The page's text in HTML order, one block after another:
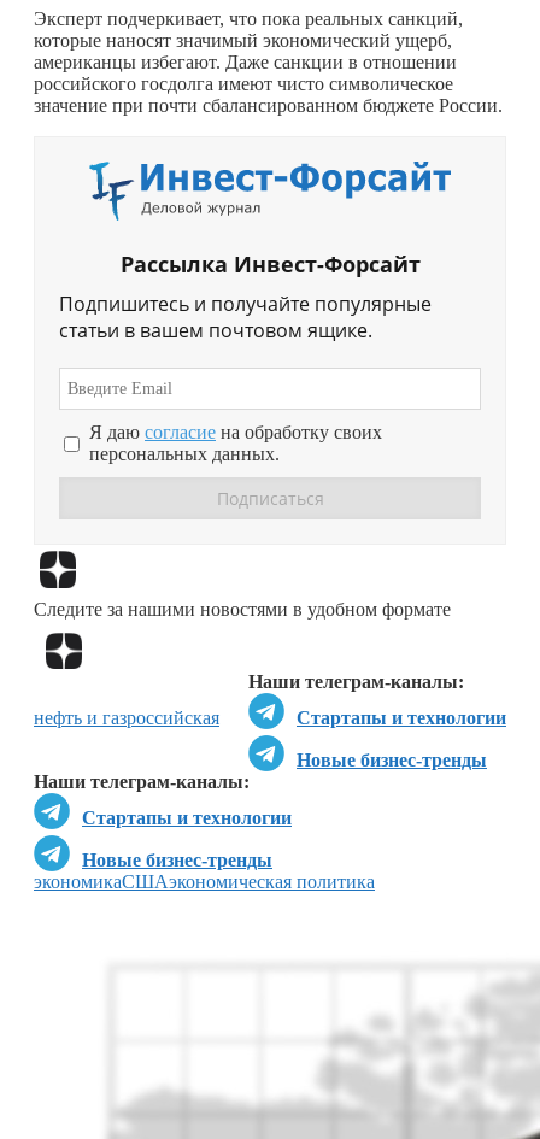
Эксперт подчеркивает, что пока реальных санкций,
которые наносят значимый экономический ущерб,
американцы избегают. Даже санкции в отношении
российского госдолга имеют чисто символическое
значение при почти сбалансированном бюджете России.
Рассылка Инвест-Форсайт
Подпишитесь и получайте популярные
статьи в вашем почтовом ящике.
Я даю согласие на обработку своих
персональных данных.
Следите за нашими новостями в удобном формате
Наши телеграм-каналы:
Стартапы и технологии
Новые бизнес-тренды
Наши телеграм-каналы:
Стартапы и технологии
Новые бизнес-тренды
нефть и газроссийская
экономикаСШАэкономическая политика